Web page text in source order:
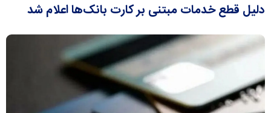
دلیل قطع خدمات مبتنی بر کارت بانک‌ها اعلام شد